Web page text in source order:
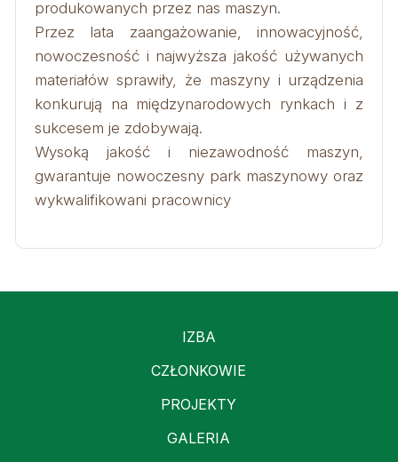
produkowanych przez nas maszyn.
Przez lata zaangażowanie, innowacyjność,
nowoczesność i najwyższa jakość używanych
materiałów sprawiły, że maszyny i urządzenia
konkurują na międzynarodowych rynkach i z
sukcesem je zdobywają.
Wysoką jakość i niezawodność maszyn,
gwarantuje nowoczesny park maszynowy oraz
wykwalifikowani pracownicy
IZBA
CZŁONKOWIE
PROJEKTY
GALERIA